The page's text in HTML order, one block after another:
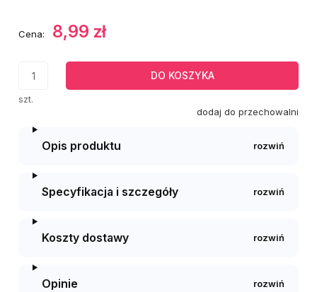
Cena: 8,99 zł
szt.
DO KOSZYKA
dodaj do przechowalni
Opis produktu
Specyfikacja i szczegóły
Koszty dostawy
Opinie